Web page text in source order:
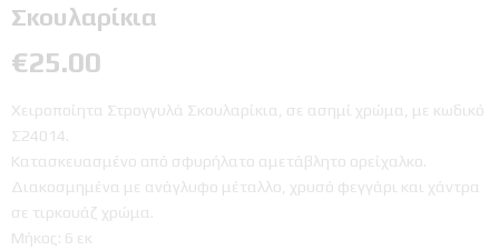
Σκουλαρίκια
€25.00
Χειροποίητα Στρογγυλά Σκουλαρίκια, σε ασημί χρώμα, με κωδικό
Σ24014.
Κατασκευασμένο από σφυρήλατο αμετάβλητο ορείχαλκο.
Διακοσμημένα με ανάγλυφο μέταλλο, χρυσό φεγγάρι και χάντρα
σε τιρκουάζ χρώμα.
Μήκος: 6 εκ